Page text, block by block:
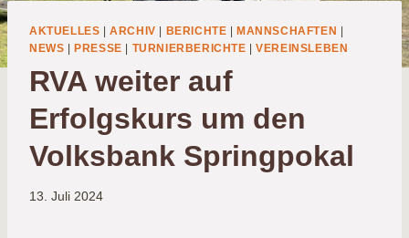
AKTUELLES |ARCHIV BERICHTE MANNSCHAFTEN
NEWS
PRESSE TURNIERBERICHTE |VEREINSLEBEN
RVA weiter auf
Erfolgskurs um den
Volksbank Springpokal
13. Juli 2024